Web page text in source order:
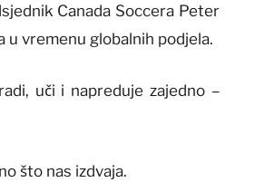
Canada Soccera Peter
u vremenu globalnih podjela.
uči i napreduje zajedno –
što nas izdvaja.